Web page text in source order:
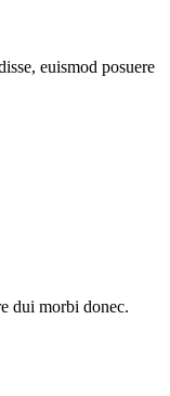
euismod posuere
dui morbi donec.